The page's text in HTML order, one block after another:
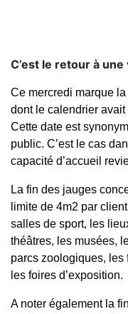
C’est le retour à
Ce mercredi marque
dont le calendrier
Cette date est
public. C’est le cas
capacité d’accueil
La fin des jauges
limite de 4m2 par
salles de sport, les
théâtres, les musées,
parcs zoologiques, les
les foires d’exposition.
A noter également la